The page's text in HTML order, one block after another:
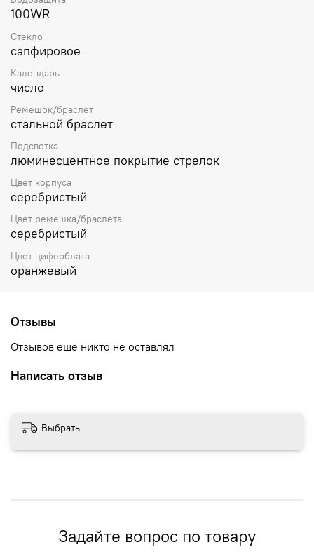
100WR
Стекло
сапфировое
Календарь
число
Ремешок/браслет
стальной браслет
Подсветка
люминесцентное покрытие стрелок
Цвет корпуса
серебристый
Цвет ремешка/браслета
серебристый
Цвет циферблата
оранжевый
Отзывы
Отзывов еще никто не оставлял
Написать отзыв
Выбрать
Задайте вопрос по товару